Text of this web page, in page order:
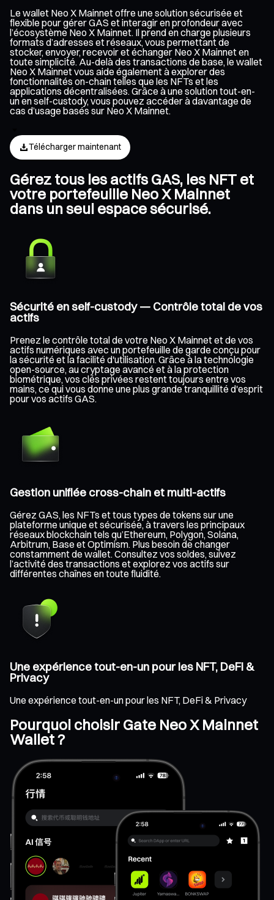
Le wallet Neo X Mainnet offre une solution sécurisée et
flexible pour gérer GAS et interagir en profondeur avec
l’écosystème Neo X Mainnet. Il prend en charge plusieurs
formats d’adresses et réseaux, vous permettant de
stocker, envoyer, recevoir et échanger Neo X Mainnet en
toute simplicité. Au-delà des transactions de base, le wallet
Neo X Mainnet vous aide également à explorer des
fonctionnalités on-chain telles que les NFTs et les
applications décentralisées. Grâce à une solution tout-en-
un en self-custody, vous pouvez accéder à davantage de
cas d’usage basés sur Neo X Mainnet.
Télécharger maintenant
Gérez tous les actifs GAS, les NFT et
votre portefeuille Neo X Mainnet
dans un seul espace sécurisé.
Sécurité en self-custody — Contrôle total de vos
actifs
Prenez le contrôle total de votre Neo X Mainnet et de vos
actifs numériques avec un portefeuille de garde conçu pour
la sécurité et la facilité d'utilisation. Grâce à la technologie
open-source, au cryptage avancé et à la protection
biométrique, vos clés privées restent toujours entre vos
mains, ce qui vous donne une plus grande tranquillité d'esprit
pour vos actifs GAS.
Gestion unifiée cross-chain et multi-actifs
Gérez GAS, les NFTs et tous types de tokens sur une
plateforme unique et sécurisée, à travers les principaux
réseaux blockchain tels qu’Ethereum, Polygon, Solana,
Arbitrum, Base et Optimism. Plus besoin de changer
constamment de wallet. Consultez vos soldes, suivez
l’activité des transactions et explorez vos actifs sur
différentes chaînes en toute fluidité.
Une expérience tout-en-un pour les NFT, DeFi &
Privacy
Une expérience tout-en-un pour les NFT, DeFi & Privacy
Pourquoi choisir Gate Neo X Mainnet
Wallet ?